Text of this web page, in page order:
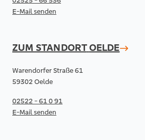
E-Mail senden
ZUM STANDORTOELDE
Warendorfer Straße 61
59302 Oelde
02522 - 61 0 91
E-Mail senden